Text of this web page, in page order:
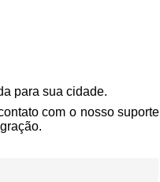
para sua cidade.
com o nosso suporte